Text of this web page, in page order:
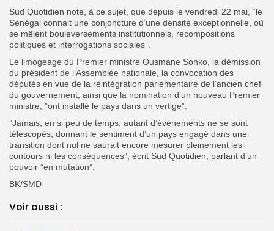
Sud Quotidien note, à ce sujet, que depuis le vendredi 22 mai, “le
Sénégal connait une conjoncture d’une densité exceptionnelle, où
se mêlent bouleversements institutionnels, recompositions
politiques et interrogations sociales”.
Le limogeage du Premier ministre Ousmane Sonko, la démission
du président de l’Assemblée nationale, la convocation des
députés en vue de la réintégration parlementaire de l’ancien chef
du gouvernement, ainsi que la nomination d’un nouveau Premier
ministre, ”ont installé le pays dans un vertige”.
”Jamais, en si peu de temps, autant d’évènements ne se sont
télescopés, donnant le sentiment d’un pays engagé dans une
transition dont nul ne saurait encore mesurer pleinement les
contours ni les conséquences”, écrit Sud Quotidien, parlant d’un
pouvoir ”en mutation”.
BK/SMD
Voir aussi :